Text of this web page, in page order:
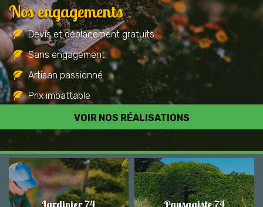
VOIR NOS RÉALISATIONS
Nos engagements
Devis et déplacement gratuits
Sans engagement
Artisan passionné
Prix imbattable
Travail de qualité